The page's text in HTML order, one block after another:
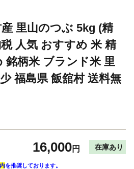
里山のつぶ 5kg (精
人気 おすすめ 米 精
銘柄米 ブランド米 里
福島県 飯舘村 送料無
16,000円 在庫あり
を推奨しております。